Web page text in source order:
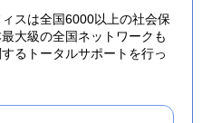
スは全国6000以上の社会保
大級の全国ネットワークも
るトータルサポートを行っ